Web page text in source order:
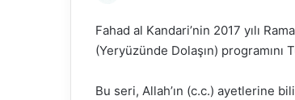
l
l
w
Fahad al Kandari’nin 2017 yılı
(Yeryüzünde Dolaşın)
Bu seri, Allah’ın (c.c.) ayetlerine